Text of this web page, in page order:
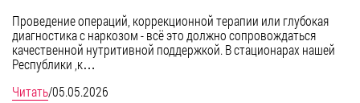
Проведение операций, коррекционной терапии или глубокая
диагностика с наркозом - всё это должно сопровождаться
качественной нутритивной поддержкой. В стационарах нашей
Республики ,к…
Читать/05.05.2026